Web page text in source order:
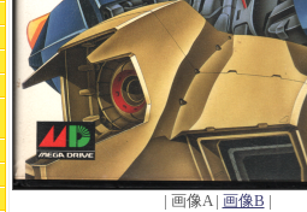
| 画像A | 画像B |